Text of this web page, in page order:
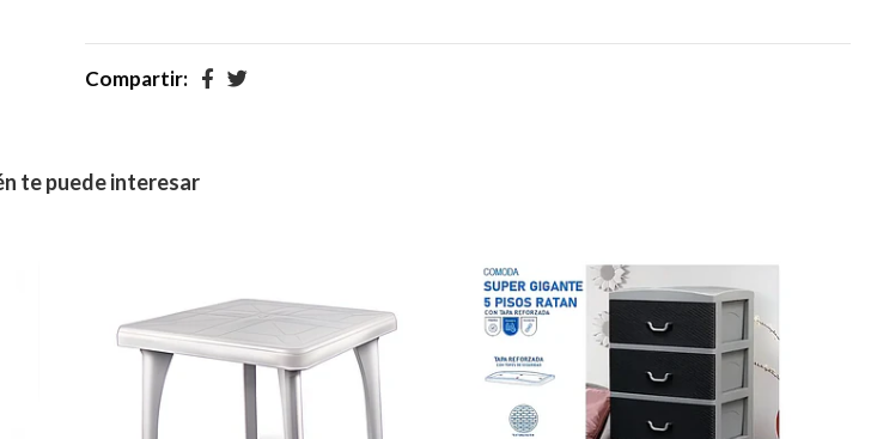
Compartir:
te puede interesar